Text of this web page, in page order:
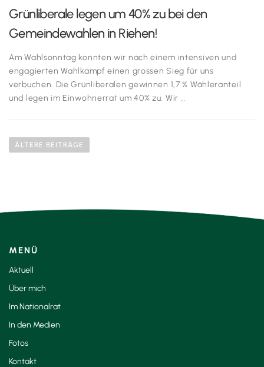
Grünliberale legen um 40% zu bei den
Gemeindewahlen in Riehen!
Am Wahlsonntag konnten wir nach einem intensiven und
engagierten Wahlkampf einen grossen Sieg für uns
verbuchen. Die Grünliberalen gewinnen 1,7 % Wähleranteil
und legen im Einwohnerrat um 40% zu. Wir …
e
n
a
v
i
g
a
t
i
ÄLTERE BEITRÄGE
MENÜ
Aktuell
Über mich
Im Nationalrat
In den Medien
Fotos
Kontakt